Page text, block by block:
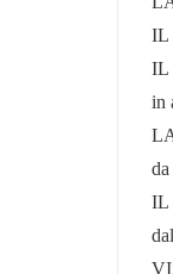
IL
IL
in
da
IL